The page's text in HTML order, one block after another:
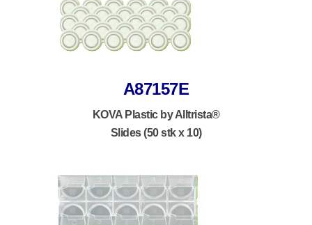
A87157E
KOVA Plastic by Alltrista®
Slides (50 stk x 10)